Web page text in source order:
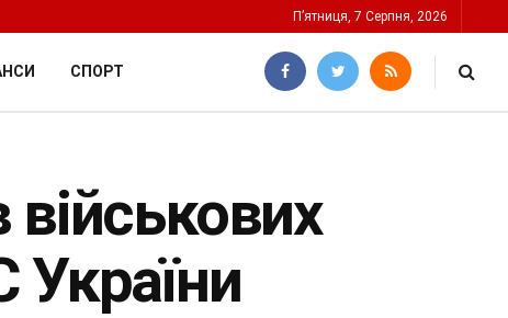
П’ятниця, 7 Серпня, 2026
СПОРТ